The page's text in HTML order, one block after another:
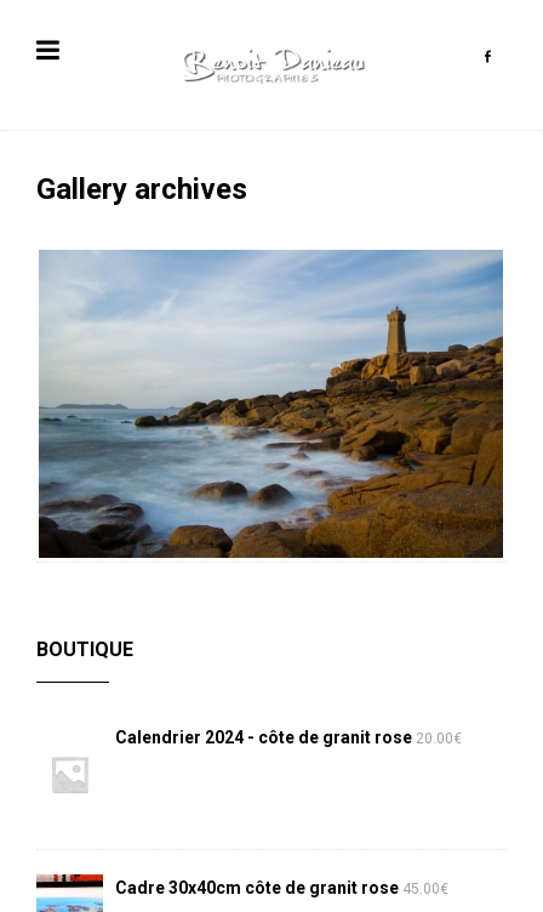
Gallery archives
BOUTIQUE
Calendrier 2024 - côte de granit rose 20.00€
Cadre 30x40cm côte de granit rose 45.00€